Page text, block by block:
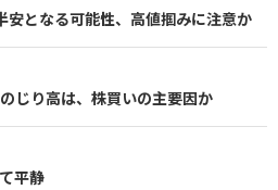
安となる可能性、高値掴みに注意か
じり高は、株買いの主要因か
平静